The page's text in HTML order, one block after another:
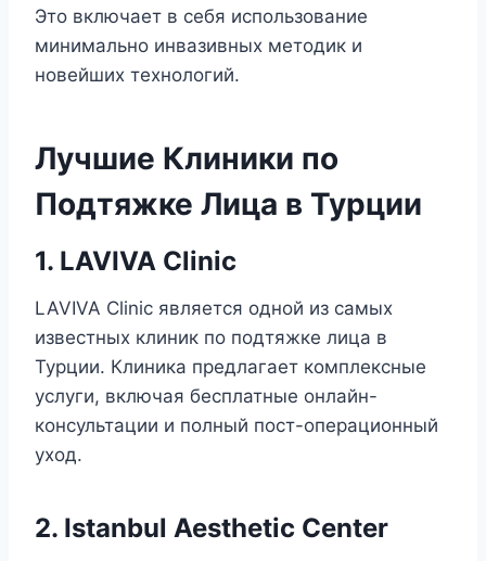
Это включает в себя использование
минимально инвазивных методик и
новейших технологий.
Лучшие Клиники по
Подтяжке Лица в Турции
1. LAVIVA Clinic
LAVIVA Clinic является одной из самых
известных клиник по подтяжке лица в
Турции. Клиника предлагает комплексные
услуги, включая бесплатные онлайн-
консультации и полный пост-операционный
уход.
2. Istanbul Aesthetic Center